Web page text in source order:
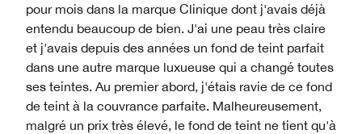
pour mois dans la marque Clinique dont j'avais déjà
entendu beaucoup de bien. J'ai une peau très claire
et j'avais depuis des années un fond de teint parfait
dans une autre marque luxueuse qui a changé toutes
ses teintes. Au premier abord, j'étais ravie de ce fond
de teint à la couvrance parfaite. Malheureusement,
malgré un prix très élevé, le fond de teint ne tient qu'à